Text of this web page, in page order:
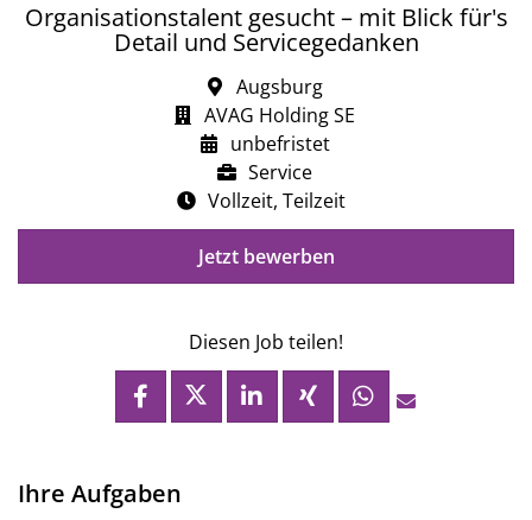
Organisationstalent gesucht – mit Blick für's
Detail und Servicegedanken
Augsburg
AVAG Holding SE
unbefristet
Service
Vollzeit, Teilzeit
Jetzt bewerben
Diesen Job teilen!
Ihre Aufgaben